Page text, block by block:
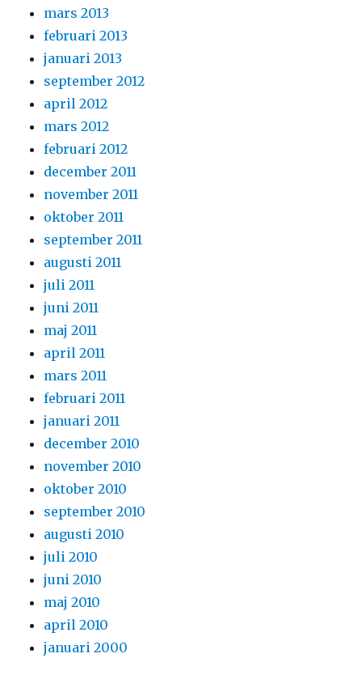
mars 2013
februari 2013
januari 2013
september 2012
april 2012
mars 2012
februari 2012
december 2011
november 2011
oktober 2011
september 2011
augusti 2011
juli 2011
juni 2011
maj 2011
april 2011
mars 2011
februari 2011
januari 2011
december 2010
november 2010
oktober 2010
september 2010
augusti 2010
juli 2010
juni 2010
maj 2010
april 2010
januari 2000